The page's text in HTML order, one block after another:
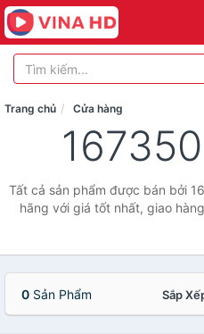
Trang chủ Cửa hàng
Tất cả sản phẩm được bán bởi
hãng với giá tốt nhất, giao
0 Sản Phẩm Sắp